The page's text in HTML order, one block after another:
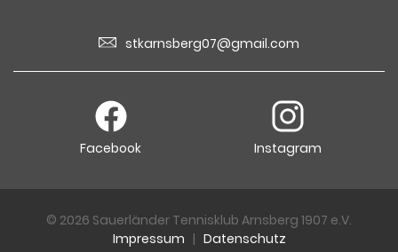
stkarnsberg07@gmail.com
Facebook Instagram
© 2026 Sauerländer Tennisklub Arnsberg 1907 e.V.
Impressum | Datenschutz